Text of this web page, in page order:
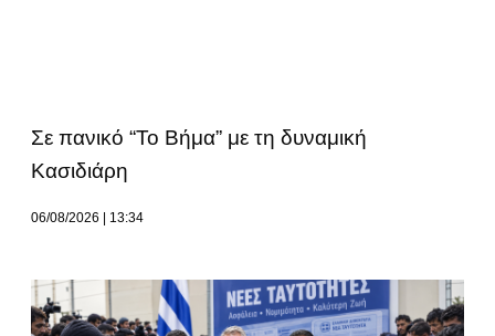
Σε πανικό “Το Βήμα” με τη δυναμική
Κασιδιάρη
06/08/2026 13:34